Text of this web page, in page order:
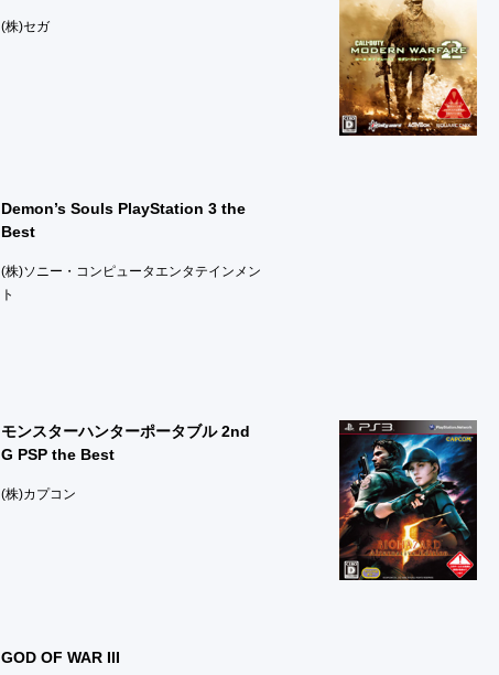
(株)セガ
Demon’s Souls PlayStation 3 the
Best
(株)ソニー・コンピュータエンタテインメン
ト
モンスターハンターポータブル 2nd
G PSP the Best
(株)カプコン
GOD OF WAR III